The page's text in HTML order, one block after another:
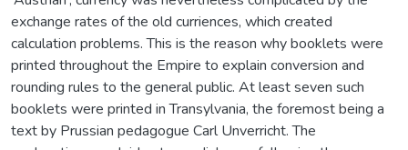
exchange rates of the old curriences, which created
calculation problems. This is the reason why booklets were
printed throughout the Empire to explain conversion and
rounding rules to the general public. At least seven such
booklets were printed in Transylvania, the foremost being a
text by Prussian pedagogue Carl Unverricht. The